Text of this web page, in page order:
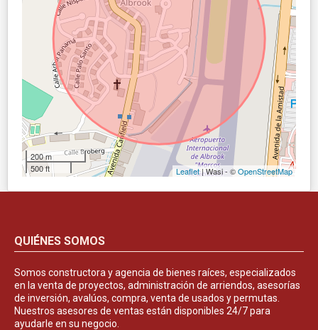
200 m
500 ft
Leaflet| Wasi - ©OpenStreetMap
QUIÉNES SOMOS
Somos constructora y agencia de bienes raíces, especializados
en la venta de proyectos, administración de arriendos, asesorías
de inversión, avalúos, compra, venta de usados y permutas.
Nuestros asesores de ventas están disponibles 24/7 para
ayudarle en su negocio.